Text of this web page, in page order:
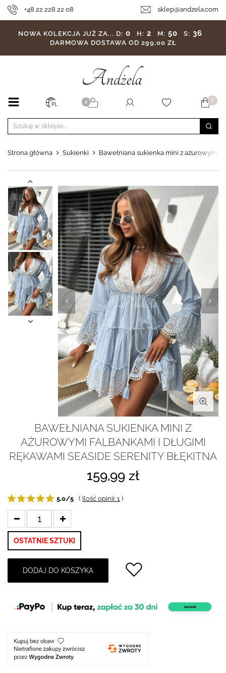
+48 22 228 22 08 sklep@andzela.com
NOWA KOLEKCJA JUŻ ZA... D: 0 H: 2 M: 50 S: 35
DARMOWA DOSTAWA OD 299,00 ZŁ
PL X 0
Strona główna Sukienki Bawełniana sukienka mini z ażurowymi
BAWEŁNIANA SUKIENKA MINI Z
AŻUROWYMI FALBANKAMI I DŁUGIMI
RĘKAWAMI SEASIDE SERENITY BŁĘKITNA
159,99 zł
5.0/5 ( Ilość opinii: 1 )
OSTATNIE SZTUKI
DODAJ DO KOSZYKA